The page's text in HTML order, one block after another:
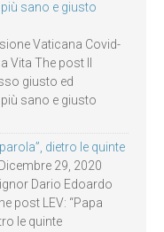
sano e giusto
Vaticana Covid-
Vita The post Il
giusto ed
sano e giusto
dietro le quinte
Dicembre 29, 2020
Dario Edoardo
post LEV: “Papa
le quinte